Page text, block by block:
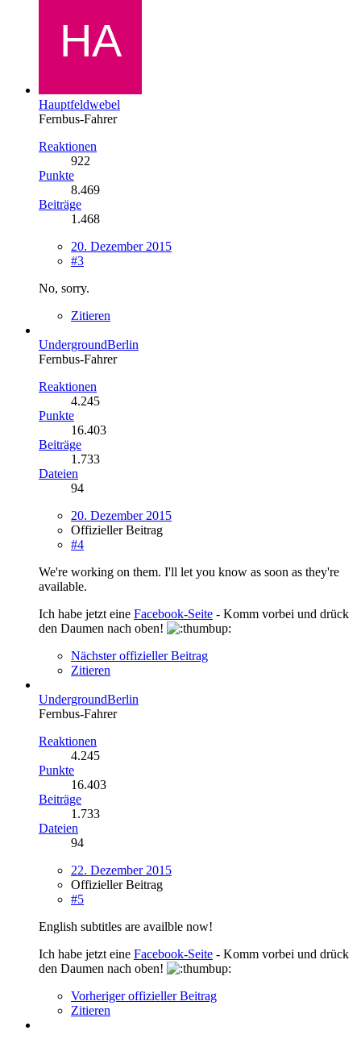
Hauptfeldwebel
Fernbus-Fahrer
Reaktionen
922
Punkte
8.469
Beiträge
1.468
20. Dezember 2015
#3
No, sorry.
Zitieren
UndergroundBerlin
Fernbus-Fahrer
Reaktionen
4.245
Punkte
16.403
Beiträge
1.733
Dateien
94
20. Dezember 2015
Offizieller Beitrag
#4
We're working on them. I'll let you know as soon as they're
available.
Ich habe jetzt eine Facebook-Seite - Komm vorbei und drück
den Daumen nach oben!
Nächster offizieller Beitrag
Zitieren
UndergroundBerlin
Fernbus-Fahrer
Reaktionen
4.245
Punkte
16.403
Beiträge
1.733
Dateien
94
22. Dezember 2015
Offizieller Beitrag
#5
English subtitles are availble now!
Ich habe jetzt eine Facebook-Seite - Komm vorbei und drück
den Daumen nach oben!
Vorheriger offizieller Beitrag
Zitieren